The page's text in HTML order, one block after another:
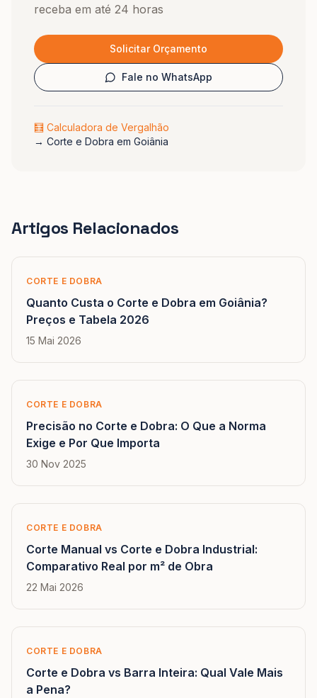
receba em até 24 horas
Solicitar Orçamento
Fale no WhatsApp
🧮 Calculadora de Vergalhão
→ Corte e Dobra em Goiânia
Artigos Relacionados
CORTE E DOBRA
Quanto Custa o Corte e Dobra em Goiânia?
Preços e Tabela 2026
15 Mai 2026
CORTE E DOBRA
Precisão no Corte e Dobra: O Que a Norma
Exige e Por Que Importa
30 Nov 2025
CORTE E DOBRA
Corte Manual vs Corte e Dobra Industrial:
Comparativo Real por m² de Obra
22 Mai 2026
CORTE E DOBRA
Corte e Dobra vs Barra Inteira: Qual Vale Mais
a Pena?